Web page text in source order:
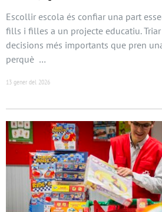
Escollir escola és confiar una part
fills i filles a un projecte educatiu.
decisions més importants que pren
perquè …
13 gener del 2026